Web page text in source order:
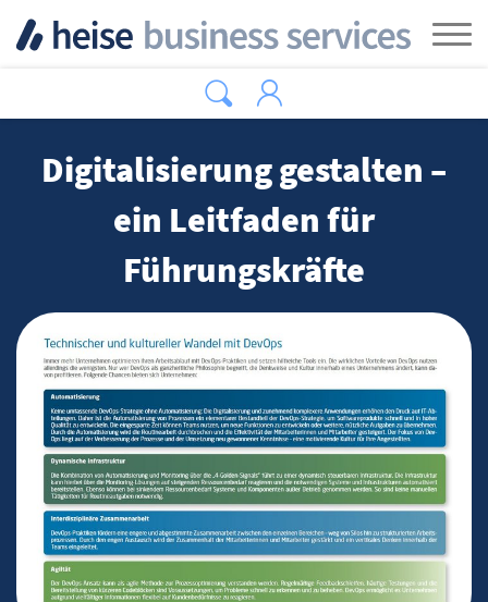
Digitalisierung gestalten –
ein Leitfaden für
Führungskräfte